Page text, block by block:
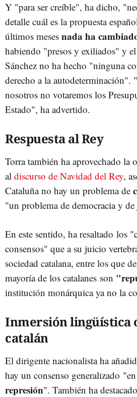
Y "para ser creíble", ha dicho,
detalle cuál es la propuesta
últimos meses nada ha
habiendo "presos y exiliados" y
Sánchez no ha hecho "ninguna
derecho a la autodeterminación".
nosotros no votaremos los
Estado", ha advertido.
Respuesta al Rey
Torra también ha aprovechado la
al discurso de Navidad del Rey,
Cataluña no hay un problema de
"un problema de democracia y
En este sentido, ha resaltado los
consensos" que a su juicio
sociedad catalana, entre los que
mayoría de los catalanes son
institución monárquica ya no la
Inmersión lingüística
catalán
El dirigente nacionalista ha
hay un consenso generalizado
represión". También ha